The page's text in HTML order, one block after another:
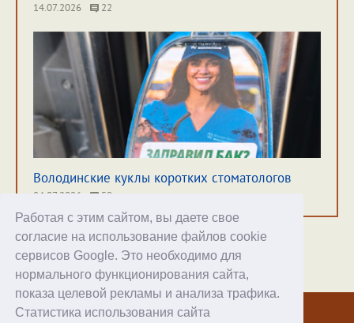
Работая с этим сайтом, вы даете свое
согласие на использование файлов cookie
сервисов Google. Это необходимо для
нормального функционирования сайта,
показа целевой рекламы и анализа трафика.
Статистика использования сайта
14.07.2026 22
Володинские куклы коротких стоматологов
24.07.2026 59
Хостинг
© 1998–2026 Alex Exler